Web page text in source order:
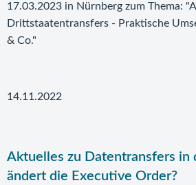
17.03.2023 in Nürnberg zum Thema:
Drittstaatentransfers - Praktische
& Co."
14.11.2022
Aktuelles zu Datentransfers in
ändert die Executive Order?